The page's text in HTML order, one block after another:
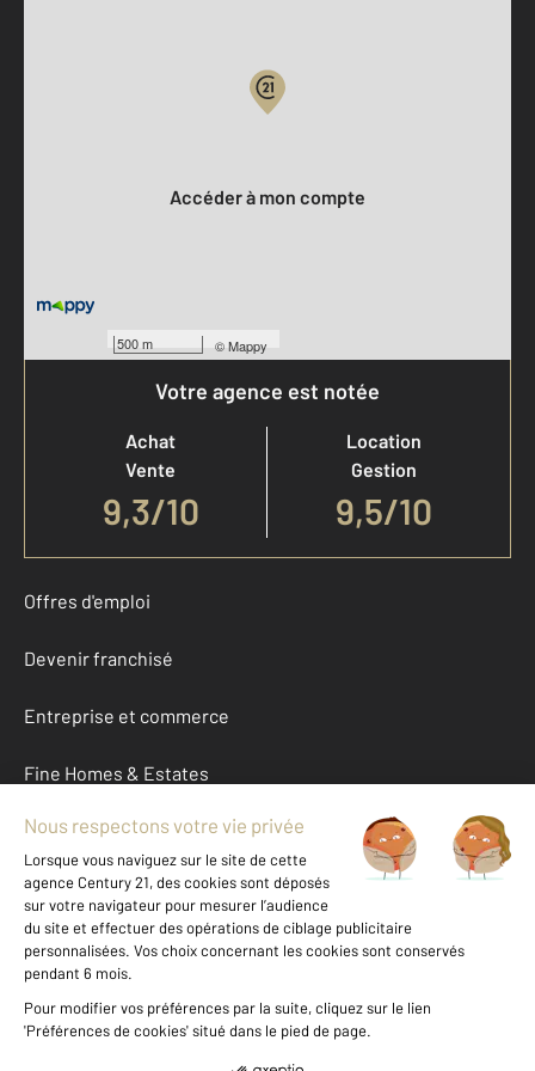
500 m ©Mappy
Accéder à mon compte
Votre agence est notée
Achat
Vente
9,3/10
Location
Gestion
9,5/10
Offres d'emploi
Devenir franchisé
Entreprise et commerce
Fine Homes & Estates
À propos
International
Nous contacter